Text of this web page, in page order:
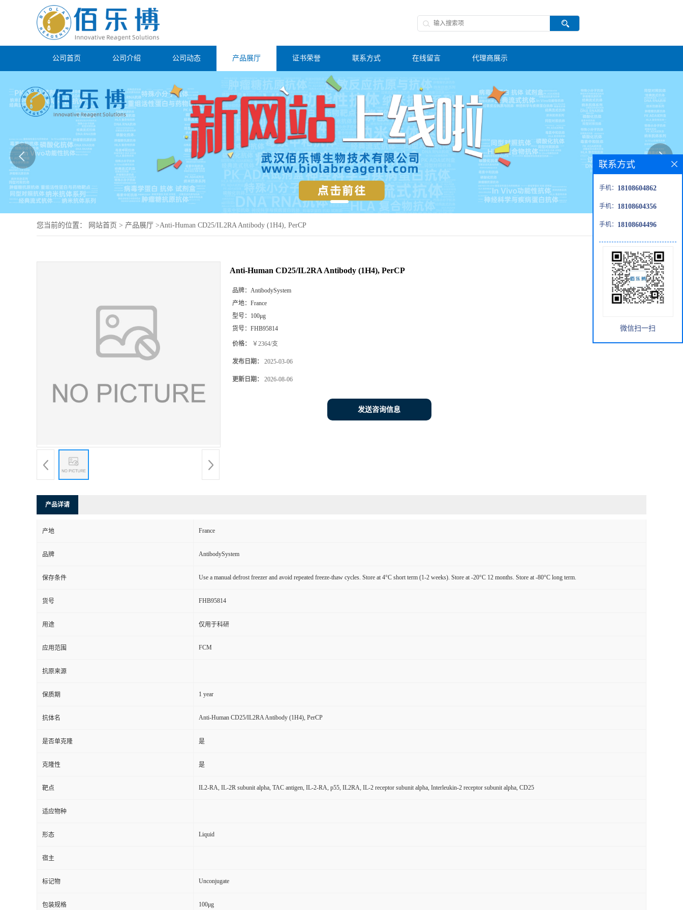
公司首页 公司介绍 公司动态 产品展厅 证书荣誉 联系方式 在线留言 代理商展示
您当前的位置： 网站首页 > 产品展厅 >Anti-Human CD25/IL2RA Antibody (1H4), PerCP
Anti-Human CD25/IL2RA Antibody (1H4), PerCP
品牌： AntibodySystem
产地： France
型号： 100μg
货号： FHB95814
价格： ￥2364/支
发布日期： 2025-03-06
更新日期： 2026-08-06
发送咨询信息
产品详请
产地 France
品牌 AntibodySystem
保存条件 Use a manual defrost freezer and avoid repeated freeze-thaw cycles. Store at 4°C short term (1-2 weeks). Store at -20°C 12 months. Store at -80°C long term.
货号 FHB95814
用途 仅用于科研
应用范围 FCM
抗原来源
保质期 1 year
抗体名 Anti-Human CD25/IL2RA Antibody (1H4), PerCP
是否单克隆 是
克隆性 是
靶点 IL2-RA, IL-2R subunit alpha, TAC antigen, IL-2-RA, p55, IL2RA, IL-2 receptor subunit alpha, Interleukin-2 receptor subunit alpha, CD25
适应物种
形态 Liquid
宿主
标记物 Unconjugate
包装规格 100μg
联系方式
手机： 18108604862
手机： 18108604356
手机： 18108604496
微信扫一扫